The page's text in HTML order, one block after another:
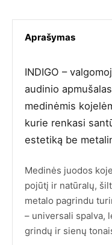
Aprašymas
INDIGO –
audinio
medinėmis
kurie renkasi
estetiką be
Medinės juodos
pojūtį ir natūralų,
metalo pagrindu
– universali spalva,
grindų ir sienų